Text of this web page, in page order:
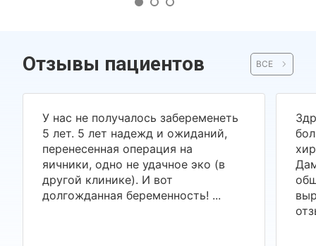
Отзывы пациентов ВСЕ
У нас не получалось забеременеть
5 лет. 5 лет надежд и ожиданий,
перенесенная операция на
яичники, одно не удачное эко (в
другой клинике). И вот
долгожданная беременность! ...